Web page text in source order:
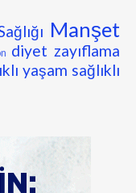
Manşet
diyet zayıflama
yaşam sağlıklı